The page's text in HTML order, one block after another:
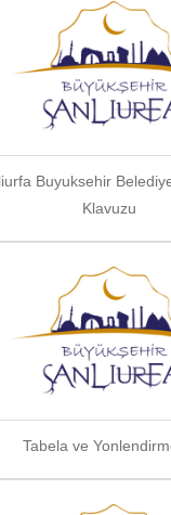
Buyuksehir
Klavuzu
Tabela ve